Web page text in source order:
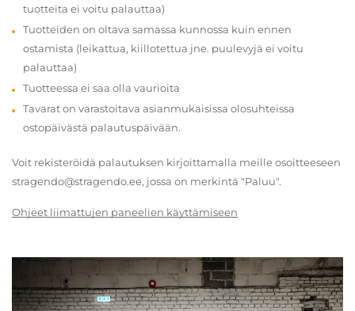
tuotteita ei voitu palauttaa)
Tuotteiden on oltava samassa kunnossa kuin ennen
ostamista (leikattua, kiillotettua jne. puulevyjä ei voitu
palauttaa)
Tuotteessa ei saa olla vaurioita
Tavarat on varastoitava asianmukaisissa olosuhteissa
ostopäivästä palautuspäivään.
Voit rekisteröidä palautuksen kirjoittamalla meille osoitteeseen
stragendo@stragendo.ee, jossa on merkintä "Paluu".
Ohjeet liimattujen paneelien käyttämiseen